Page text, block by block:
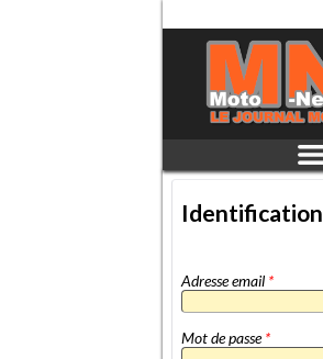
Identification
Adresse email *
Mot de passe*